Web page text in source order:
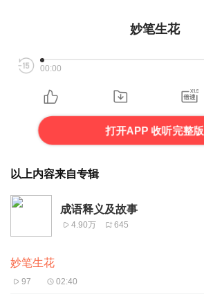
妙笔生花
00:00
打开APP 收听完整版
以上内容来自专辑
成语释义及故事
4.90万 645
妙笔生花
97 02:40